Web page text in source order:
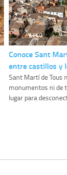
Conoce Sant
entre castillos y
Sant Martí de Tous
monumentos ni de
lugar para